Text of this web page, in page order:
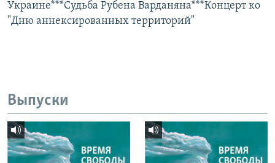
Украине***Судьба Рубена Варданяна***Концерт ко
"Дню аннексированных территорий"
Выпуски